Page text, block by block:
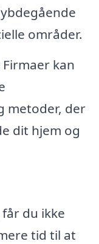
områder.
Firmaer kan
metoder, der
dit hjem og
du ikke
tid til at